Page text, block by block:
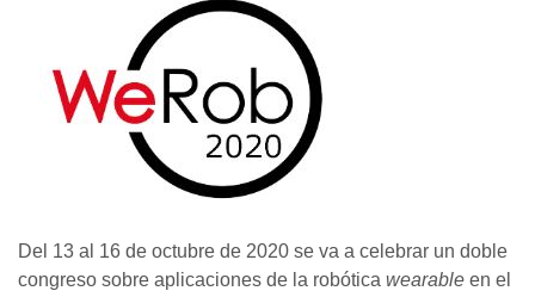
Del 13 al 16 de octubre de 2020 se va a celebrar un doble
congreso sobre aplicaciones de la robótica wearable en el